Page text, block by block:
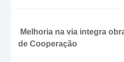
Melhoria na via integra
de Cooperação